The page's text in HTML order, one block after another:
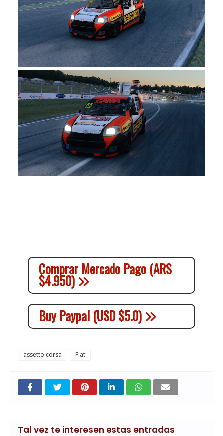
Comprar Mercado Pago (ARS
$4.950)
Buy Paypal (USD $5.0)
assetto corsa Fiat
Tal vez te interesen estas entradas